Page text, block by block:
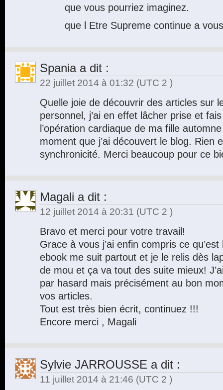
que vous pourriez imaginez.
que l Etre Supreme continue a vous
Spaniaa dit :
22 juillet 2014 à 01:32 (UTC 2 )
Quelle joie de découvrir des articles sur
personnel, j’ai en effet lâcher prise et
l’opération cardiaque de ma fille
moment que j’ai découvert le blog. Rien
synchronicité. Merci beaucoup pour ce
Magali a dit :
12 juillet 2014 à 20:31 (UTC 2 )
Bravo et merci pour votre travail!
Grace à vous j’ai enfin compris ce
ebook me suit partout et je le relis dès
de mou et ça va tout des suite mieux!
par hasard mais précisément au bon
vos articles.
Tout est très bien écrit, continuez !!!
Encore merci , Magali
Sylvie JARROUSSE a dit :
11 juillet 2014 à 21:46 (UTC 2 )